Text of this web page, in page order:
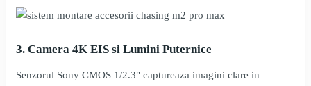
3. Camera 4K EIS si Lumini Puternice
Senzorul Sony CMOS 1/2.3" captureaza imagini clare in